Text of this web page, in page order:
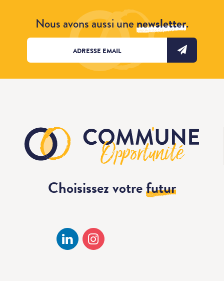
Nous avons aussi unenewsletter.
Choisissez votrefutur